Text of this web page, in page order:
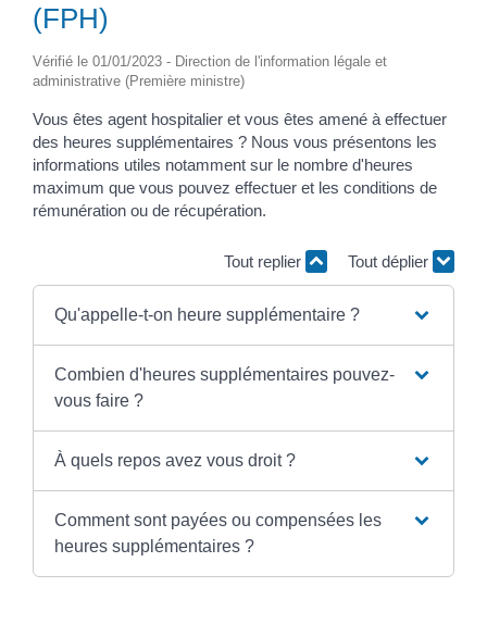
(FPH)
Vérifié le 01/01/2023 - Direction de l'information légale et
administrative (Première ministre)
Vous êtes agent hospitalier et vous êtes amené à effectuer
des heures supplémentaires ? Nous vous présentons les
informations utiles notamment sur le nombre d'heures
maximum que vous pouvez effectuer et les conditions de
rémunération ou de récupération.
Tout replier Tout déplier
Qu'appelle-t-on heure supplémentaire ?
Combien d'heures supplémentaires pouvez-
vous faire ?
À quels repos avez vous droit ?
Comment sont payées ou compensées les
heures supplémentaires ?